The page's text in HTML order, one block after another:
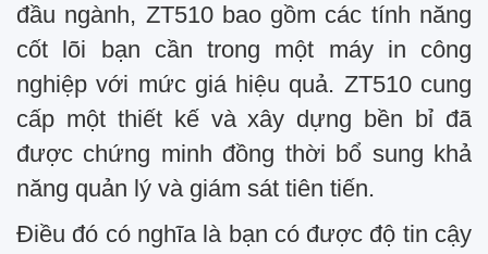
đầu ngành, ZT510 bao gồm các tính năng
cốt lõi bạn cần trong một máy in công
nghiệp với mức giá hiệu quả. ZT510 cung
cấp một thiết kế và xây dựng bền bỉ đã
được chứng minh đồng thời bổ sung khả
năng quản lý và giám sát tiên tiến.
Điều đó có nghĩa là bạn có được độ tin cậy